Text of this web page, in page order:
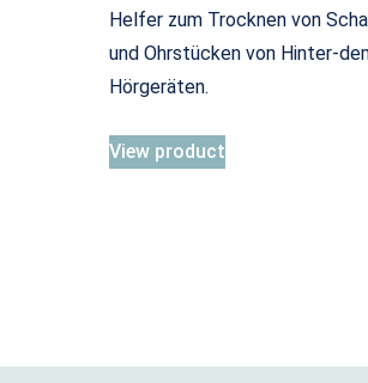
Helfer zum Trocknen von
und Ohrstücken von Hinter-
Hörgeräten.
View product